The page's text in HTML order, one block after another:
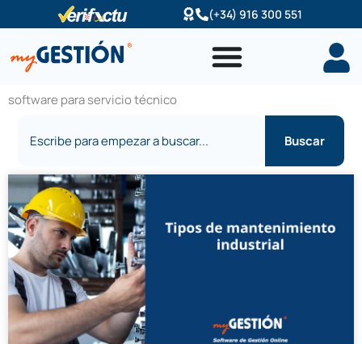
al
contenido
(+34) 916 300 551
software para servicio técnico
Buscar